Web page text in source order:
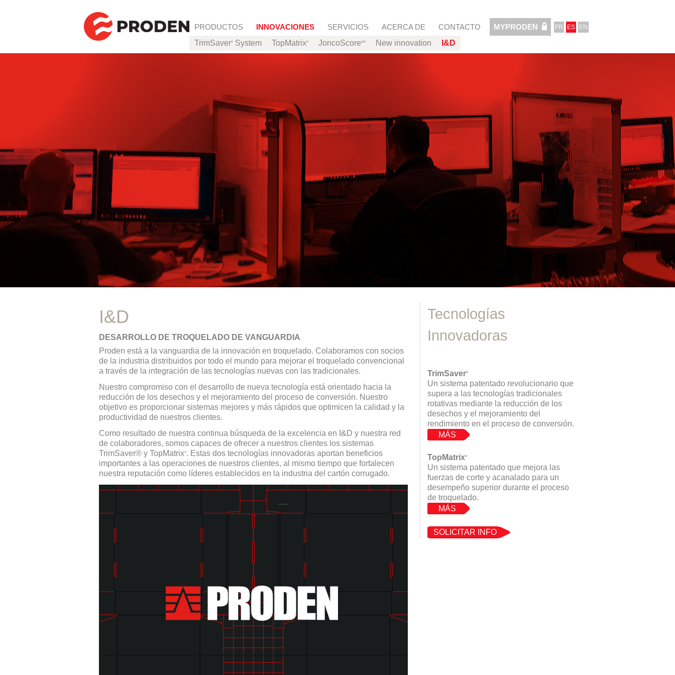
Skip to content
PRODUCTOS
INNOVACIONES
TrimSaver®System TopMatrix® JoncoScoreMR New innovation I&D
SERVICIOS ACERCA DE CONTACTO MYPRODEN FR ES EN
I&D
DESARROLLO DE TROQUELADO DE VANGUARDIA
Proden está a la vanguardia de la innovación en troquelado. Colaboramos con socios
de la industria distribuidos por todo el mundo para mejorar el troquelado convencional
a través de la integración de las tecnologías nuevas con las tradicionales.
Nuestro compromiso con el desarrollo de nueva tecnología está orientado hacia la
reducción de los desechos y el mejoramiento del proceso de conversión. Nuestro
objetivo es proporcionar sistemas mejores y más rápidos que optimicen la calidad y la
productividad de nuestros clientes.
Como resultado de nuestra continua búsqueda de la excelencia en I&D y nuestra red
de colaboradores, somos capaces de ofrecer a nuestros clientes los sistemas
TrimSaver® y TopMatrix®. Estas dos tecnologías innovadoras aportan beneficios
importantes a las operaciones de nuestros clientes, al mismo tiempo que fortalecen
nuestra reputación como líderes establecidos en la industria del cartón corrugado.
Tecnologías
Innovadoras
TrimSaver®
Un sistema patentado revolucionario que
supera a las tecnologías tradicionales
rotativas mediante la reducción de los
desechos y el mejoramiento del
rendimiento en el proceso de conversión.
MÁS
TopMatrix®
Un sistema patentado que mejora las
fuerzas de corte y acanalado para un
desempeño superior durante el proceso
de troquelado.
MÁS
SOLICITAR INFO